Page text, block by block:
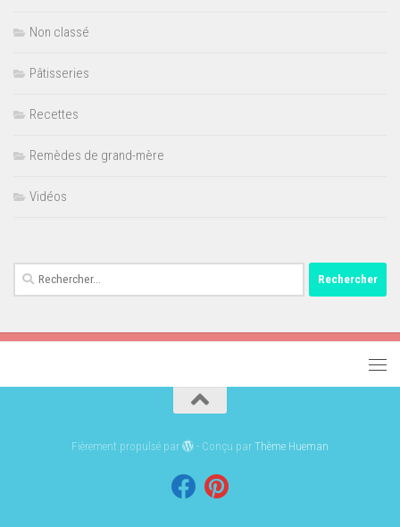
Non classé
Pâtisseries
Recettes
Remèdes de grand-mère
Vidéos
Rechercher :
Fièrement propulsé par - Conçu parThème Hueman